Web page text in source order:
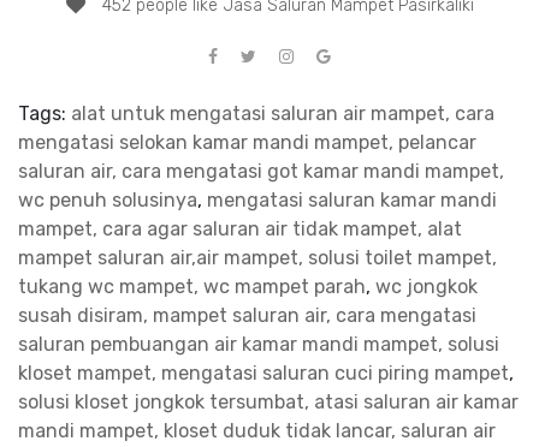
452 people like Jasa Saluran Mampet Pasirkaliki
Tags: alat untuk mengatasi saluran air mampet, cara
mengatasi selokan kamar mandi mampet, pelancar
saluran air, cara mengatasi got kamar mandi mampet,
wc penuh solusinya, mengatasi saluran kamar mandi
mampet, cara agar saluran air tidak mampet, alat
mampet saluran air,air mampet, solusi toilet mampet,
tukang wc mampet, wc mampet parah, wc jongkok
susah disiram, mampet saluran air, cara mengatasi
saluran pembuangan air kamar mandi mampet, solusi
kloset mampet, mengatasi saluran cuci piring mampet,
solusi kloset jongkok tersumbat, atasi saluran air kamar
mandi mampet, kloset duduk tidak lancar, saluran air